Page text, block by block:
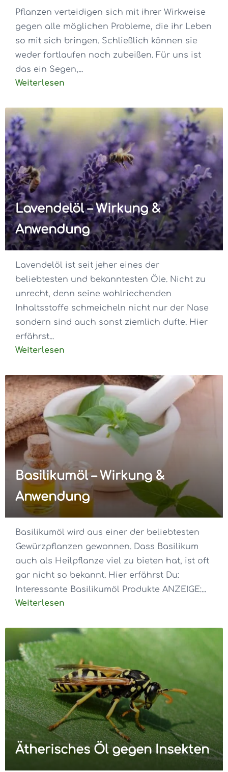
Pflanzen verteidigen sich mit ihrer Wirkweise
gegen alle möglichen Probleme, die ihr Leben
so mit sich bringen. Schließlich können sie
weder fortlaufen noch zubeißen. Für uns ist
das ein Segen,...
Weiterlesen
Lavendelöl – Wirkung &
Anwendung
Lavendelöl ist seit jeher eines der
beliebtesten und bekanntesten Öle. Nicht zu
unrecht, denn seine wohlriechenden
Inhaltsstoffe schmeicheln nicht nur der Nase
sondern sind auch sonst ziemlich dufte. Hier
erfährst...
Weiterlesen
Basilikumöl – Wirkung &
Anwendung
Basilikumöl wird aus einer der beliebtesten
Gewürzpflanzen gewonnen. Dass Basilikum
auch als Heilpflanze viel zu bieten hat, ist oft
gar nicht so bekannt. Hier erfährst Du:
Interessante Basilikumöl Produkte ANZEIGE:...
Weiterlesen
Ätherisches Öl gegen Insekten